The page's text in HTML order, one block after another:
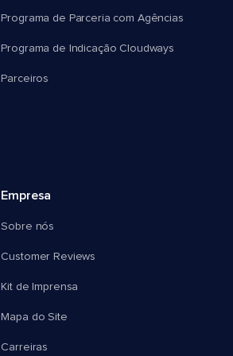
Programa de Parceria com Agências
Programa de Indicação Cloudways
Parceiros
Empresa
Sobre nós
Customer Reviews
Kit de Imprensa
Mapa do Site
Carreiras